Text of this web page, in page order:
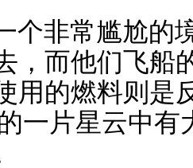
个非常尴尬的
，而他们飞船
用的燃料则是
一片星云中